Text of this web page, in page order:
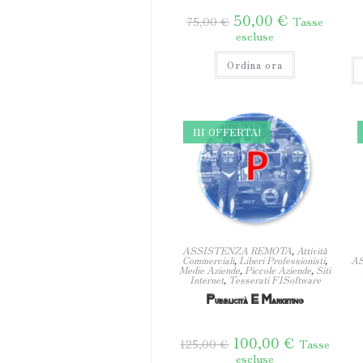
75,00€ Il
prezzo
originale
era:
75,00 €.
50,00€ Il
prezzo
è:
Tasse
escluse
Ordina ora
IN OFFERTA!
ASSISTENZA REMOTA, Attività
Commerciali, Liberi Professionisti,
Medie Aziende, Piccole Aziende, Siti
Internet, Tesserati F1Software
Pubblicità E Marketing
125,00€ Il
prezzo
100,00€ Il
prezzo
Tasse
escluse